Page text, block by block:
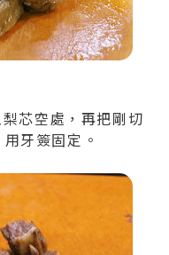
芯空處，再把剛切
牙簽固定。